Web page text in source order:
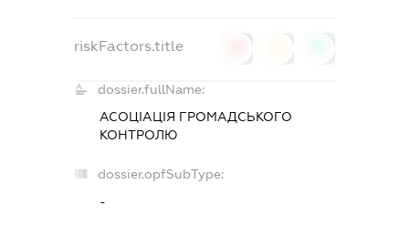
riskFactors.title
dossier.fullName:
АСОЦІАЦІЯ ГРОМАДСЬКОГО
КОНТРОЛЮ
dossier.opfSubType:
-